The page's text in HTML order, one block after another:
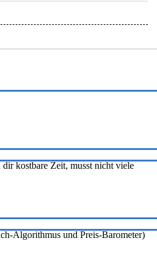
kostbare Zeit, musst nicht viele
Algorithmus und Preis-Barometer)